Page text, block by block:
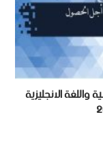
واللغة الانجليزية